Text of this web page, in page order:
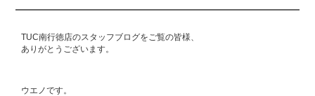
TUC南行徳店のスタッフブログをご覧の皆様、
ありがとうございます。
ウエノです。